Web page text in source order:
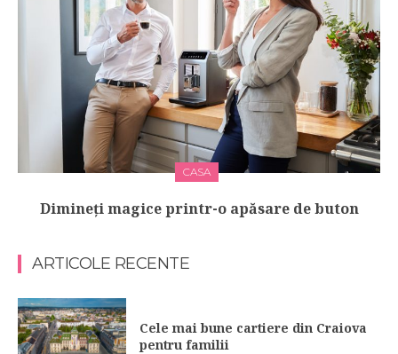
CASA
Dimineți magice printr-o apăsare de buton
ARTICOLE RECENTE
Cele mai bune cartiere din Craiova
pentru familii